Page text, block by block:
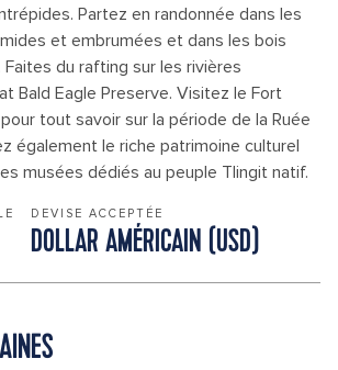
Partez en randonnée dans les
et embrumées et dans les bois
du rafting sur les rivières
Bald Eagle Preserve. Visitez le Fort
tout savoir sur la période de la Ruée
également le riche patrimoine culturel
musées dédiés au peuple Tlingit natif.
DEVISE ACCEPTÉE
DOLLAR AMÉRICAIN (USD)